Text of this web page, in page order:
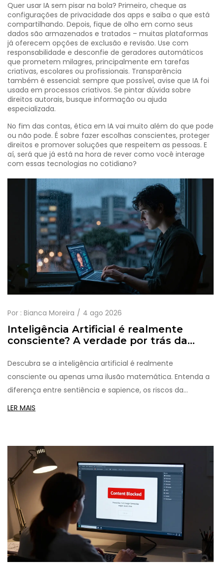
Quer usar IA sem pisar na bola? Primeiro, cheque as
configurações de privacidade dos apps e saiba o que está
compartilhando. Depois, fique de olho em como seus
dados são armazenados e tratados – muitas plataformas
já oferecem opções de exclusão e revisão. Use com
responsabilidade e desconfie de geradores automáticos
que prometem milagres, principalmente em tarefas
criativas, escolares ou profissionais. Transparência
também é essencial: sempre que possível, avise que IA foi
usada em processos criativos. Se pintar dúvida sobre
direitos autorais, busque informação ou ajuda
especializada.
No fim das contas, ética em IA vai muito além do que pode
ou não pode. É sobre fazer escolhas conscientes, proteger
direitos e promover soluções que respeitem as pessoas. E
aí, será que já está na hora de rever como você interage
com essas tecnologias no cotidiano?
Por : Bianca Moreira 4 ago 2026
Inteligência Artificial é realmente
consciente? A verdade por trás da
Descubra se a inteligência artificial é realmente
consciente ou apenas uma ilusão matemática. Entenda a
diferença entre sentiência e sapience, os riscos da
antropomorfização e como usar a IA com critério em 2026.
LER MAIS